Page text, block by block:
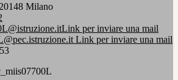
Milano
Link per inviare una mail
Link per inviare una mail